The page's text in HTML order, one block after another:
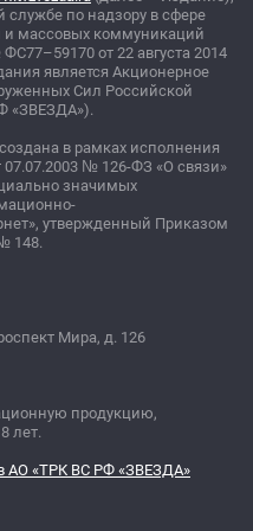
службе по надзору в сфере
и массовых коммуникаций
ФС77–59170 от 22 августа 2014
является Акционерное
Сил Российской
«ЗВЕЗДА»).
в рамках исполнения
№ 126-ФЗ «О связи»
значимых
утвержденный Приказом
148.
Мира, д. 126
продукцию,
лет.
АО «ТРК ВС РФ «ЗВЕЗДА»